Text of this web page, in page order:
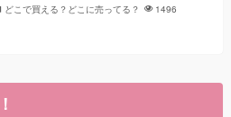
どこで買える？どこに売ってる？ 1496